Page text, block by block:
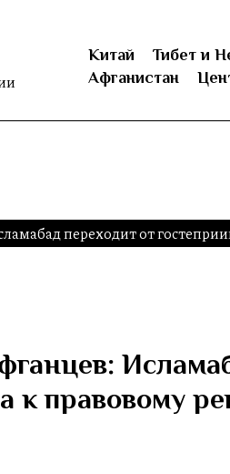
Китай Тибет и
Афганистан
переходит от
к правовому